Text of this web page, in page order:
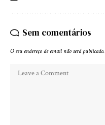
Sem comentários
O seu endereço de email não será publicado.